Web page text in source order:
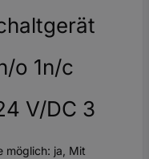
o 1n/c
V/DC 3
möglich: ja, Mit